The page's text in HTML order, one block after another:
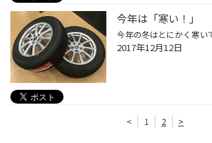
今年は「寒い！」
2017年12月12日
< 1 2 >